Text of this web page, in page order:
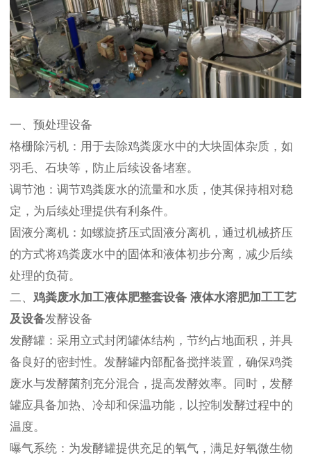
一、预处理设备
格栅除污机：用于去除鸡粪废水中的大块固体杂质，如
羽毛、石块等，防止后续设备堵塞。
调节池：调节鸡粪废水的流量和水质，使其保持相对稳
定，为后续处理提供有利条件。
固液分离机：如螺旋挤压式固液分离机，通过机械挤压
的方式将鸡粪废水中的固体和液体初步分离，减少后续
处理的负荷。
二、 鸡粪废水加工液体肥整套设备 液体水溶肥加工工艺
及设备发酵设备
发酵罐：采用立式封闭罐体结构，节约占地面积，并具
备良好的密封性。发酵罐内部配备搅拌装置，确保鸡粪
废水与发酵菌剂充分混合，提高发酵效率。同时，发酵
罐应具备加热、冷却和保温功能，以控制发酵过程中的
温度。
曝气系统：为发酵罐提供充足的氧气，满足好氧微生物